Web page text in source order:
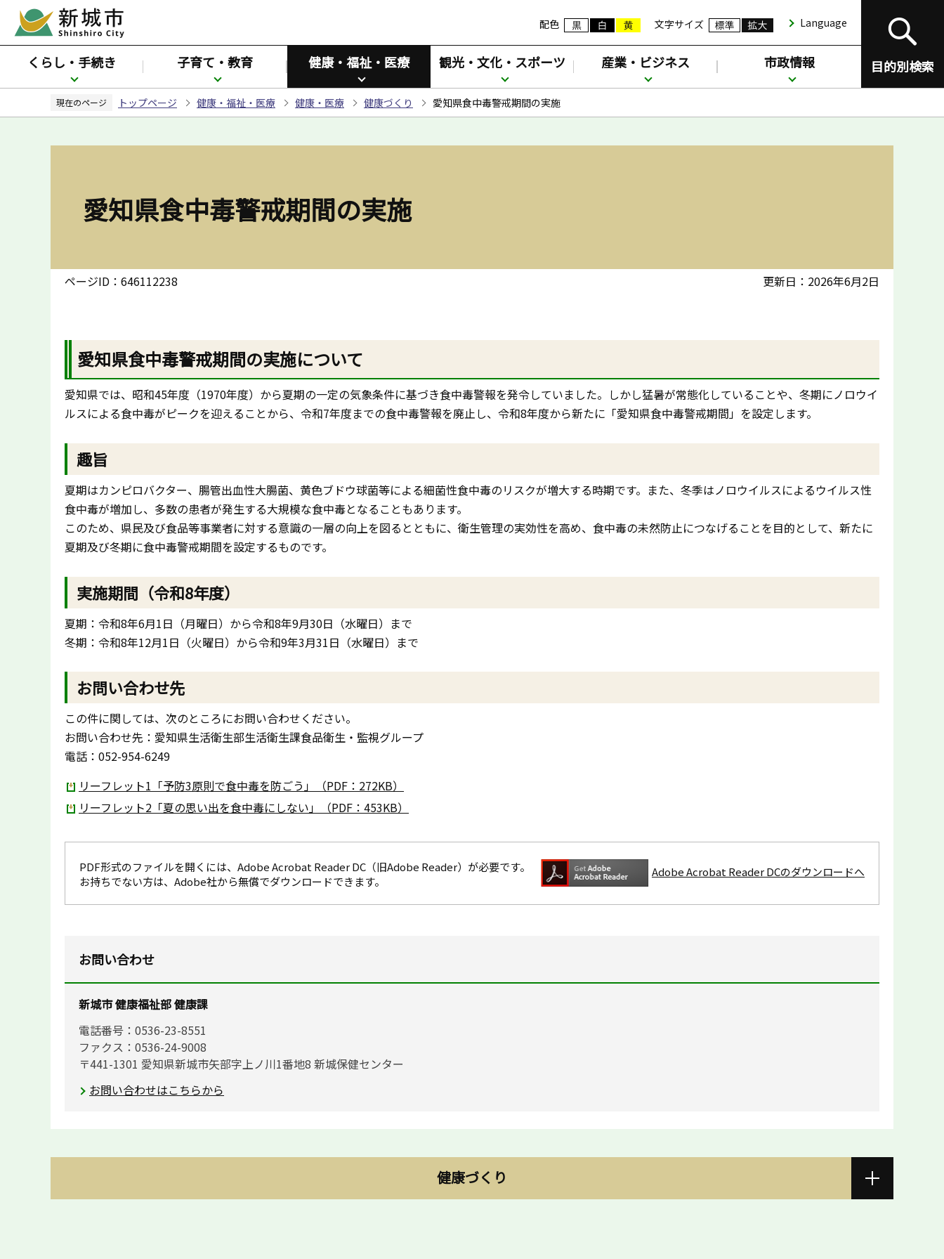
ペ
ジ
先
配色 文字サイズ Language
目的別検索
くらし・手続き 子育て・教育 健康・福祉・医療 観光・文化・スポーツ 産業・ビジネス 市政情報
現在のページ トップページ 健康・福祉・医療 健康・医療 健康づくり 愛知県食中毒警戒期間の実施
愛知県食中毒警戒期間の実施
ページID：646112238 更新日：2026年6月2日
愛知県食中毒警戒期間の実施について
愛知県では、昭和45年度（1970年度）から夏期の一定の気象条件に基づき食中毒警報を発令していました。しかし猛暑が常態化していることや、冬期にノロウイ
ルスによる食中毒がピークを迎えることから、令和7年度までの食中毒警報を廃止し、令和8年度から新たに「愛知県食中毒警戒期間」を設定します。
趣旨
夏期はカンピロバクター、腸管出血性大腸菌、黄色ブドウ球菌等による細菌性食中毒のリスクが増大する時期です。また、冬季はノロウイルスによるウイルス性
食中毒が増加し、多数の患者が発生する大規模な食中毒となることもあります。
このため、県民及び食品等事業者に対する意識の一層の向上を図るとともに、衛生管理の実効性を高め、食中毒の未然防止につなげることを目的として、新たに
夏期及び冬期に食中毒警戒期間を設定するものです。
実施期間（令和8年度）
夏期：令和8年6月1日（月曜日）から令和8年9月30日（水曜日）まで
冬期：令和8年12月1日（火曜日）から令和9年3月31日（水曜日）まで
お問い合わせ先
この件に関しては、次のところにお問い合わせください。
お問い合わせ先：愛知県生活衛生部生活衛生課食品衛生・監視グループ
電話：052-954-6249
リーフレット1「予防3原則で食中毒を防ごう」（PDF：272KB）
リーフレット2「夏の思い出を食中毒にしない」（PDF：453KB）
PDF形式のファイルを開くには、Adobe Acrobat Reader DC（旧Adobe Reader）が必要です。
お持ちでない方は、Adobe社から無償でダウンロードできます。
Adobe Acrobat Reader DCのダウンロードへ
お問い合わせ
新城市 健康福祉部 健康課
電話番号：0536-23-8551
ファクス：0536-24-9008
〒441-1301 愛知県新城市矢部字上ノ川1番地8 新城保健センター
お問い合わせはこちらから
健康づくり